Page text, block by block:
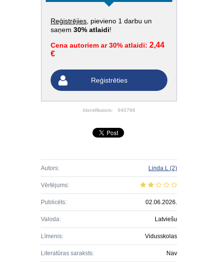
Reģistrējies , pievieno 1 darbu un
saņem 30% atlaidi!
Cena autoriem ar 30% atlaidi: 2,44
€
Reģistrēties
Identifikators: 940796
Autors: Linda L (2)
Vērtējums:
Publicēts: 02.06.2026.
Valoda: Latviešu
Līmenis: Vidusskolas
Literatūras saraksts: Nav